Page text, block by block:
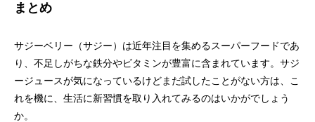
まとめ
サジーベリー（サジー）は近年注目を集めるスーパーフードであ
り、不足しがちな鉄分やビタミンが豊富に含まれています。サジ
ージュースが気になっているけどまだ試したことがない方は、こ
れを機に、生活に新習慣を取り入れてみるのはいかがでしょう
か。